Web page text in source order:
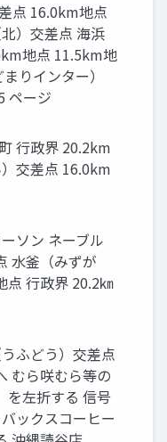
点 16.0km地点
）交差点 海浜
地点 11.5km地
りインター）
ページ
行政界 20.2km
交差点 16.0km
ソン ネーブル
水釜（みずが
点 行政界 20.2㎞
ふどう）交差点
むら咲むら等の
を左折する 信号
ックスコーヒー